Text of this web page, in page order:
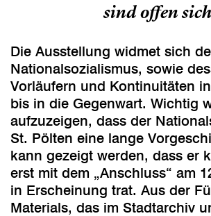
sind offen
Die Ausstellung widmet sich
Nationalsozialismus, sowie
Vorläufern und Kontinuitäten
bis in die Gegenwart. Wichtig
aufzuzeigen, dass der
St. Pölten eine lange
kann gezeigt werden, dass er
erst mit dem „Anschluss“ am
in Erscheinung trat. Aus der
Materials, das im Stadtarchiv